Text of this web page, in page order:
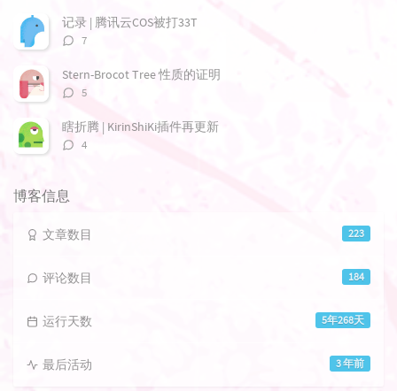
数：
记录 | 腾讯云COS被打33T
评
数：
7
Stern-Brocot Tree 性质的证明
评
数：
5
瞎折腾 | KirinShiKi插件再更新
评
4
博客信息
223
文章数目
184
评论数目
5年268天
运行天数
3 年前
最后活动